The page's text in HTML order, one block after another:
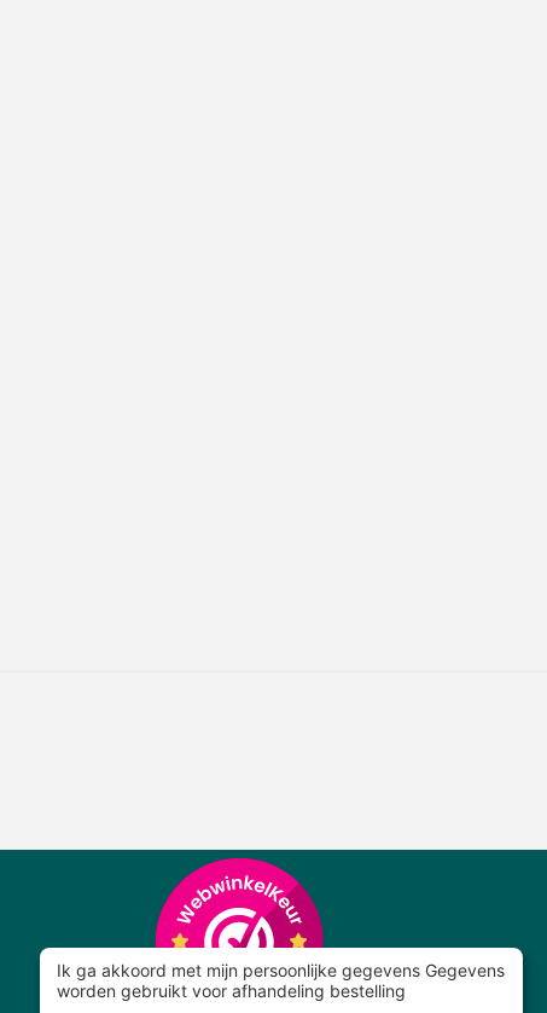
Ik ga akkoord met mijn persoonlijke gegevens Gegevens
worden gebruikt voor afhandeling bestelling